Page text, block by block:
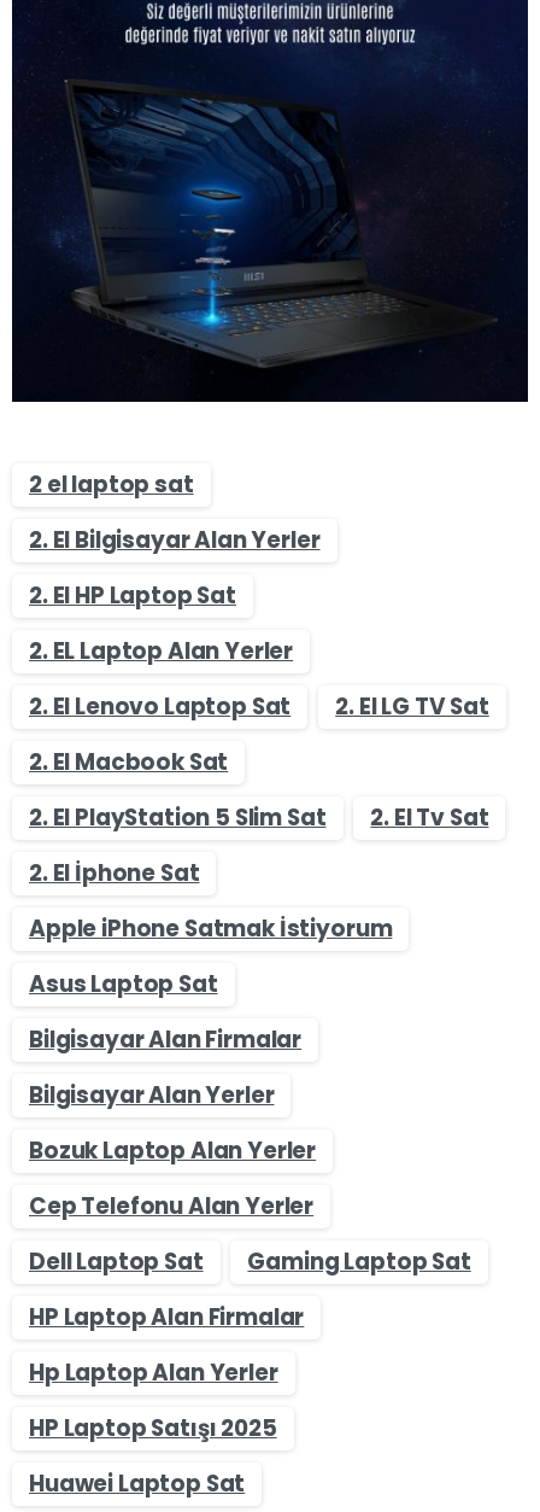
2 el laptop sat
2. El Bilgisayar Alan Yerler
2. El HP Laptop Sat
2. EL Laptop Alan Yerler
2. El Lenovo Laptop Sat
2. El LG TV Sat
2. El Macbook Sat
2. El PlayStation 5 Slim Sat
2. El Tv Sat
2. El İphone Sat
Apple iPhone Satmak İstiyorum
Asus Laptop Sat
Bilgisayar Alan Firmalar
Bilgisayar Alan Yerler
Bozuk Laptop Alan Yerler
Cep Telefonu Alan Yerler
Dell Laptop Sat
Gaming Laptop Sat
HP Laptop Alan Firmalar
Hp Laptop Alan Yerler
HP Laptop Satışı 2025
Huawei Laptop Sat